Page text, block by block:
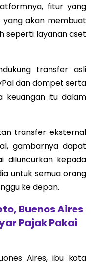
fitur yang
akan membuat
seperti layanan aset
transfer asli
dan dompet serta
keuangan itu dalam
transfer eksternal
gambarnya dapat
diluncurkan kepada
untuk semua orang
ke depan.
Buenos Aires
Pajak Pakai
Aires, ibu kota